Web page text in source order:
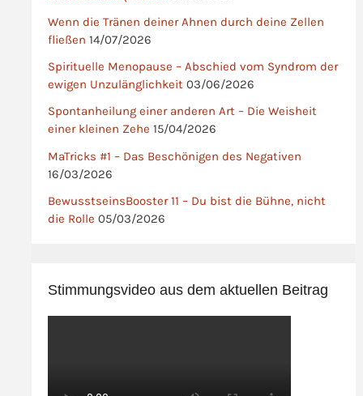
Wenn die Tränen deiner Ahnen durch deine Zellen
fließen 14/07/2026
Spirituelle Menopause – Abschied vom Syndrom der
ewigen Unzulänglichkeit 03/06/2026
Spontanheilung einer anderen Art – Die Weisheit
einer kleinen Zehe 15/04/2026
MaTricks #1 – Das Beschönigen des Negativen
16/03/2026
BewusstseinsBooster 11 – Du bist die Bühne, nicht
die Rolle 05/03/2026
Stimmungsvideo aus dem aktuellen Beitrag